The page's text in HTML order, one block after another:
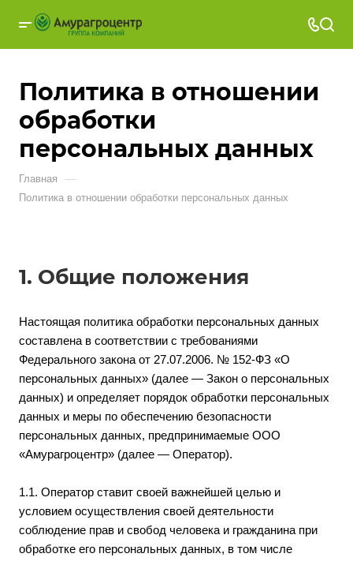
Политика в отношении
обработки
персональных данных
Главная —
Политика в отношении обработки персональных данных
1. Общие положения
Настоящая политика обработки персональных данных
составлена в соответствии с требованиями
Федерального закона от 27.07.2006. № 152-ФЗ «О
персональных данных» (далее — Закон о персональных
данных) и определяет порядок обработки персональных
данных и меры по обеспечению безопасности
персональных данных, предпринимаемые ООО
«Амурагроцентр» (далее — Оператор).
1.1. Оператор ставит своей важнейшей целью и
условием осуществления своей деятельности
соблюдение прав и свобод человека и гражданина при
обработке его персональных данных, в том числе